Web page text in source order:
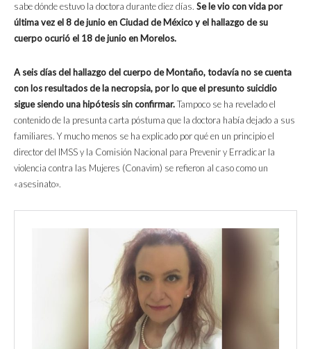
sabe dónde estuvo la doctora durante diez días. Se le vio con vida por
última vez el 8 de junio en Ciudad de México y el hallazgo de su
cuerpo ocurió el 18 de junio en Morelos.
A seis días del hallazgo del cuerpo de Montaño, todavía no se cuenta
con los resultados de la necropsia, por lo que el presunto suicidio
sigue siendo una hipótesis sin confirmar.Tampoco se ha revelado el
contenido de la presunta carta póstuma que la doctora había dejado a sus
familiares. Y mucho menos se ha explicado por qué en un principio el
director del IMSS y la Comisión Nacional para Prevenir y Erradicar la
violencia contra las Mujeres (Conavim) se refieron al caso como un
«asesinato».